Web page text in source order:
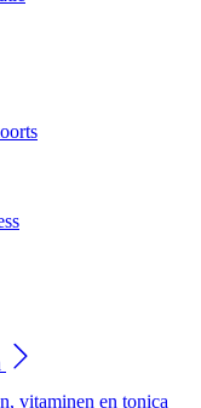
vitaminen en tonica